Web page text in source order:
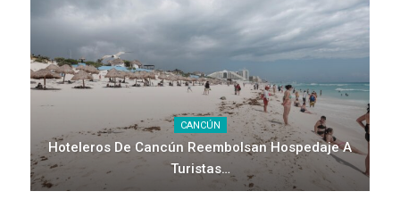
CANCÚN
Hoteleros De Cancún Reembolsan Hospedaje A
Turistas…